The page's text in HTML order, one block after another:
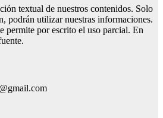
textual de nuestros contenidos. Solo
podrán utilizar nuestras informaciones.
permite por escrito el uso parcial. En